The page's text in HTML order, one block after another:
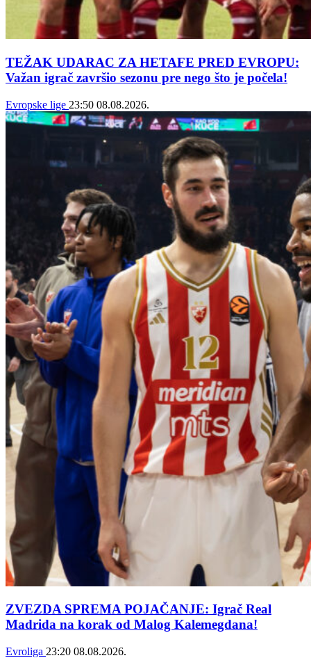
TEŽAK UDARAC ZA HETAFE PRED EVROPU:
Važan igrač završio sezonu pre nego što je počela!
Evropske lige 23:50 08.08.2026.
ZVEZDA SPREMA POJAČANJE: Igrač Real
Madrida na korak od Malog Kalemegdana!
Evroliga 23:20 08.08.2026.